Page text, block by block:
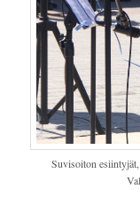
Suvisoiton